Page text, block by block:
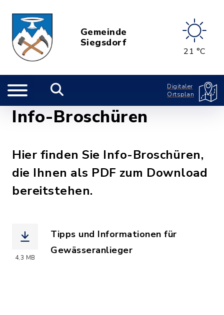
Gemeinde
Siegsdorf
21 °C
Digitaler
Ortsplan
Info-Broschüren
Hier finden Sie Info-Broschüren,
die Ihnen als PDF zum Download
bereitstehen.
4,3 MB
Tipps und Informationen für
Gewässeranlieger